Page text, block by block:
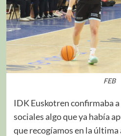
FEB
IDK Euskotren confirmaba
sociales algo que ya había
que recogíamos en la